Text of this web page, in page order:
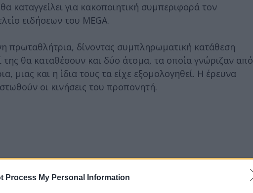
Process My Personal Information
καταγγείλει για κακοποιητική συμπεριφορά τον
ειδήσεων του MEGA.
πρωταθλήτρια, δίνοντας συμπληρωματική κατάθεση
της θα καταθέσουν και δύο άτομα, τα οποία γνώριζαν από
μιας και η ίδια τους τα είχε εξομολογηθεί. Η έρευνα
οι κινήσεις του προπονητή.